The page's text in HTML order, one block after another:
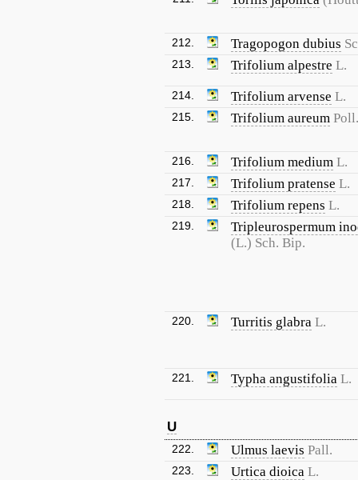
212. Tragopogon dubius
213. Trifolium alpestre L.
214. Trifolium arvense L.
215. Trifolium aureum Poll.
216. Trifolium medium L.
217. Trifolium pratense L.
218. Trifolium repens L.
219.
Tripleurospermum
(L.) Sch. Bip.
220. Turritis glabra L.
221. Typha angustifolia L.
U
222. Ulmus laevis Pall.
223. Urtica dioica L.